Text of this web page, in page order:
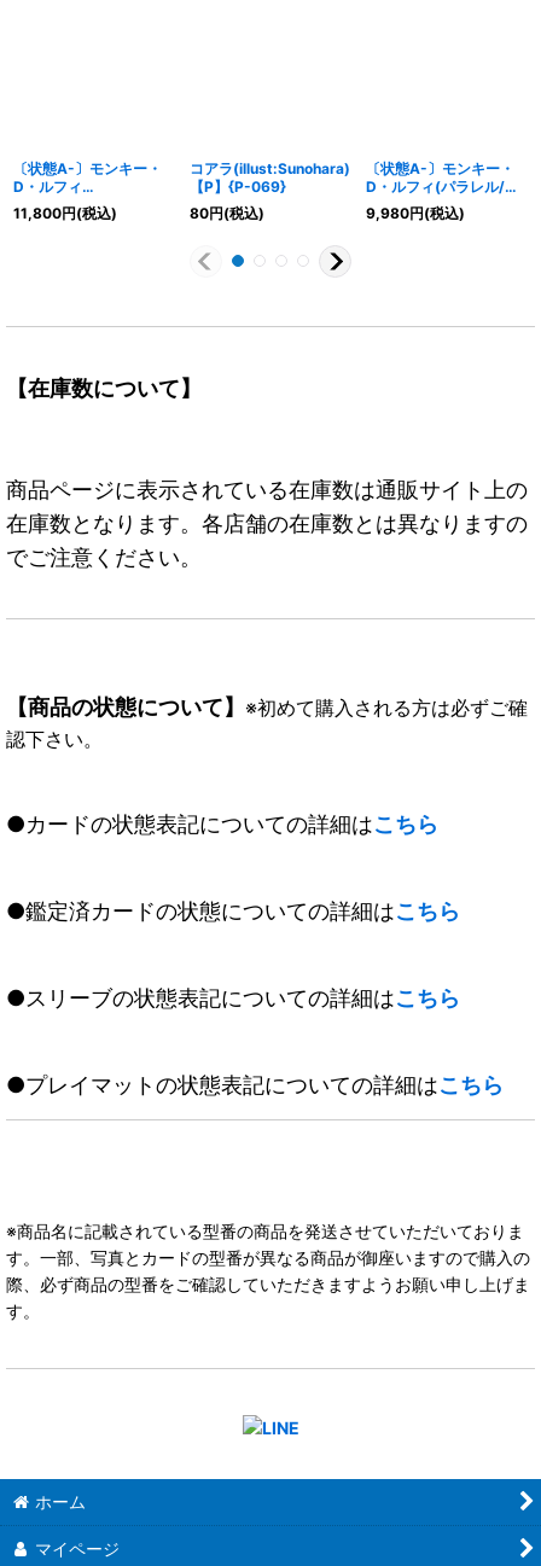
〔状態A-〕モンキー・
D・ルフィ
(CS/illust:Nijihayashi)
【P】{P-001}
11,800円(税込)
コアラ(illust:Sunohara)
【P】{P-069}
80円(税込)
〔状態A-〕モンキー・
D・ルフィ(パラレル/フ
ルアート)【SR/P】
{ST30-012}
9,980円(税込)
【在庫数について】
商品ページに表示されている在庫数は通販サイト上の
在庫数となります。各店舗の在庫数とは異なりますの
でご注意ください。
【商品の状態について】 ※初めて購入される方は必ずご確
認下さい。
●カードの状態表記についての詳細はこちら
●鑑定済カードの状態についての詳細はこちら
●スリーブの状態表記についての詳細はこちら
●プレイマットの状態表記についての詳細はこちら
※商品名に記載されている型番の商品を発送させていただいておりま
す。一部、写真とカードの型番が異なる商品が御座いますので購入の
際、必ず商品の型番をご確認していただきますようお願い申し上げま
す。
ホーム
マイページ